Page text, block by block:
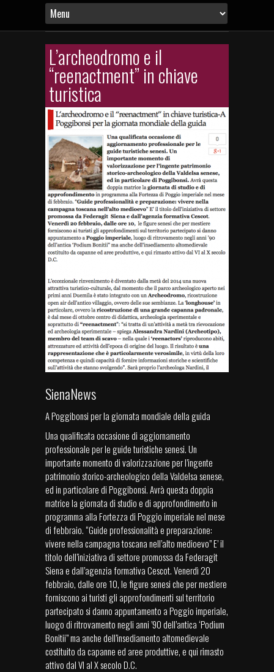
L’archeodromo e il
“reenactment” in chiave
turistica
SienaNews
A Poggibonsi per la giornata mondiale della guida
Una qualificata occasione di aggiornamento
professionale per le guide turistiche senesi. Un
importante momento di valorizzazione per l’ingente
patrimonio storico-archeologico della Valdelsa senese,
ed in particolare di Poggibonsi. Avrà questa doppia
matrice la giornata di studio e di approfondimento in
programma alla Fortezza di Poggio imperiale nel mese
di febbraio. “Guide professionalità e preparazione:
vivere nella campagna toscana nell’alto medioevo” E’ il
titolo dell’iniziativa di settore promossa da Federagit
Siena e dall’agenzia formativa Cescot. Venerdì 20
febbraio, dalle ore 10, le figure senesi che per mestiere
forniscono ai turisti gli approfondimenti sul territorio
partecipato si danno appuntamento a Poggio imperiale,
luogo di ritrovamento negli anni ’90 dell’antica ‘Podium
Bonitii” ma anche dell’insediamento altomedievale
costituito da capanne ed aree produttive, e qui rimasto
attivo dal VI al X secolo D.C.